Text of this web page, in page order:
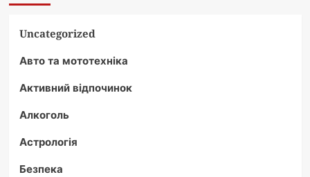
Uncategorized
Авто та мототехніка
Активний відпочинок
Алкоголь
Астрологія
Безпека